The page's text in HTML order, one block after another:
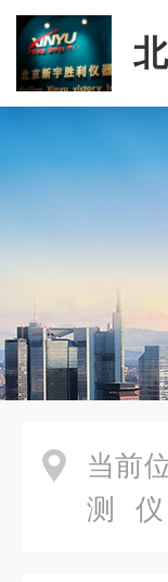
司
当前
测仪